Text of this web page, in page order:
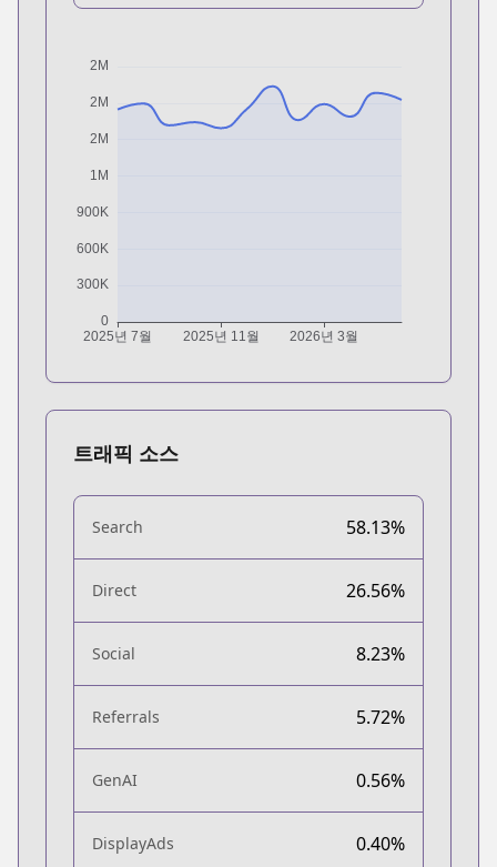
트래픽 소스
Search 58.13%
Direct 26.56%
Social 8.23%
Referrals 5.72%
GenAI 0.56%
DisplayAds 0.40%